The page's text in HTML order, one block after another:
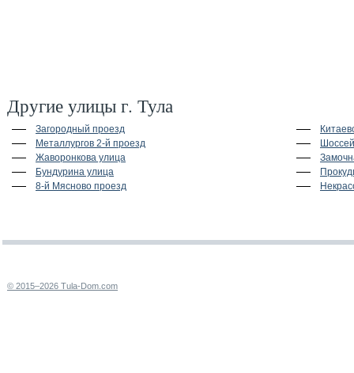
Другие улицы г. Тула
Загородный проезд
Металлургов 2-й проезд
Жаворонкова улица
Бундурина улица
8-й Мясново проезд
© 2015–2026 Tula-Dom.com